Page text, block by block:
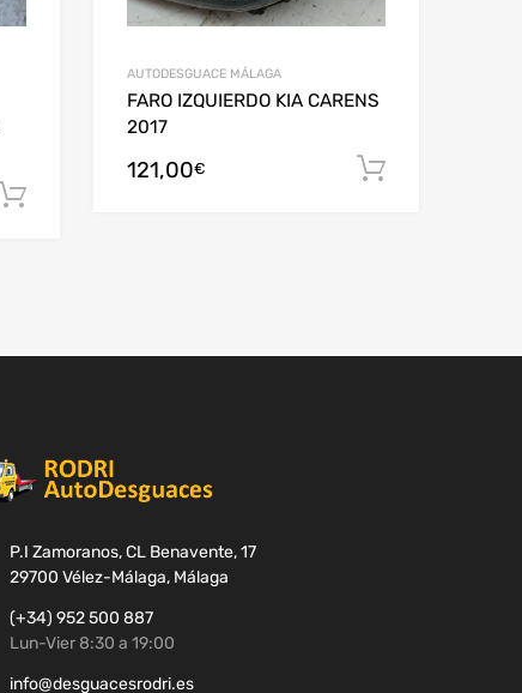
AUTODESGUACE MÁLAGA
FARO IZQUIERDO KIA CARENS
2017
121,00€
P.I Zamoranos, CL Benavente, 17
29700 Vélez-Málaga, Málaga
(+34) 952 500 887
Lun-Vier 8:30 a 19:00
info@desguacesrodri.es